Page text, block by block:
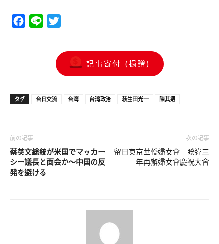
Facebook
Line
記事寄付 (捐贈)
タグ 台日交流 台湾 台湾政治 萩生田光一 陳其邁
前の記事
蔡英文総統が米国でマッカー
シー議長と面会か～中国の反
発を避ける
次の記事
留日東京華僑婦女會 睽違三
年再辦婦女會慶祝大會